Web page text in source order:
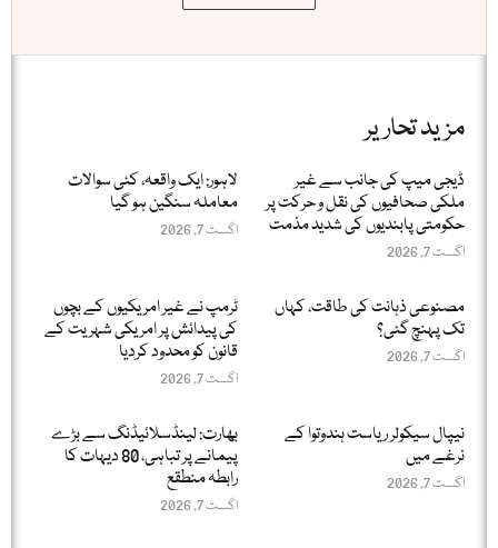
مزید تحاریر
ڈیجی میپ کی جانب سے غیر
ملکی صحافیوں کی نقل و حرکت پر
حکومتی پابندیوں کی شدید مذمت
اگست 7, 2026
لاہور: ایک واقعہ، کئی سوالات
معاملہ سنگین ہو گیا
اگست 7, 2026
مصنوعی ذہانت کی طاقت، کہاں
تک پہنچ گئی؟
اگست 7, 2026
ٹرمپ نے غیر امریکیوں کے بچوں
کی پیدائش پر امریکی شہریت کے
قانون کو محدود کردیا
اگست 7, 2026
نیپال سیکولر ریاست ہندوتوا کے
نرغے میں
اگست 7, 2026
بھارت: لینڈسلائیڈنگ سے بڑے
پیمانے پر تباہی، 80 دیہات کا
رابطہ منطقع
اگست 7, 2026